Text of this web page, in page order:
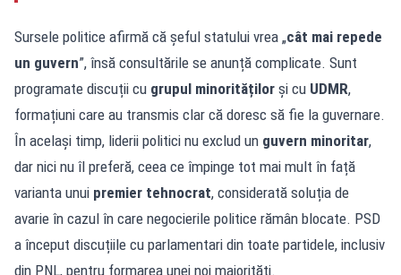
Sursele politice afirmă că șeful statului vrea „cât mai repede
un guvern”, însă consultările se anunță complicate. Sunt
programate discuții cu grupul minorităților și cu UDMR,
formațiuni care au transmis clar că doresc să fie la guvernare.
În același timp, liderii politici nu exclud un guvern minoritar,
dar nici nu îl preferă, ceea ce împinge tot mai mult în față
varianta unui premier tehnocrat, considerată soluția de
avarie în cazul în care negocierile politice rămân blocate. PSD
a început discuțiile cu parlamentari din toate partidele, inclusiv
din PNL, pentru formarea unei noi majorități.